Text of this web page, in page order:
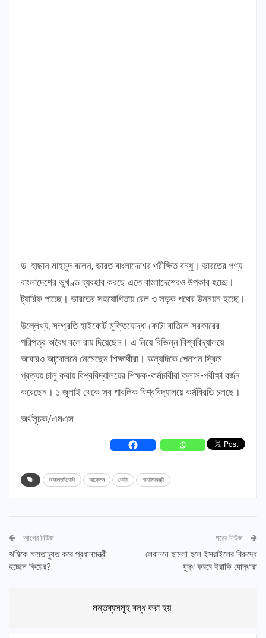
ড. হাছান মাহমুদ বলেন, ভারত বাংলাদেশের পরীক্ষিত বন্ধু। ভারতের পণ্য
বাংলাদেশের ভুখণ্ড ব্যবহার করছে এতে বাংলাদেশেরও উপকার হচ্ছে।
ট্যারিফ পাচ্ছে। ভারতের সহযোগিতায় রেল ও সড়ক পথের উন্নয়ন হচ্ছে।
উল্লেখ্য, সম্প্রতি হাইকোর্ট মুক্তিযোদ্ধা কোটা বাতিলে সরকারের
পরিপত্র অবৈধ বলে রায় দিয়েছেন। এ নিয়ে বিভিন্ন বিশ্ববিদ্যালয়ে
আবারও আন্দোলনে নেমেছেন শিক্ষার্থীরা। অন্যদিকে পেনশন স্কিম
প্রত্যয় চালু করায় বিশ্ববিদ্যালয়ের শিক্ষক-কর্মচারীরা ক্লাস-পরীক্ষা বর্জন
করেছেন। ১ জুলাই থেকে সব পাবলিক বিশ্ববিদ্যালয়ে কর্মবিরতি চলছে।
অর্থসূচক/এমএস
আদালতবিরোধী আন্দোলন কোটা পররাষ্ট্রমন্ত্রী
আগের নিউজ
ঋষিকে ক্ষমতাচ্যুত করে প্রধানমন্ত্রী
হচ্ছেন কিয়ের?
পরের নিউজ
লেবাননে হামলা হলে ইসরাইলের বিরুদ্ধে
যুদ্ধ করবে ইরাকি যোদ্ধারা
মন্তব্যসমূহ বন্ধ করা হয়.